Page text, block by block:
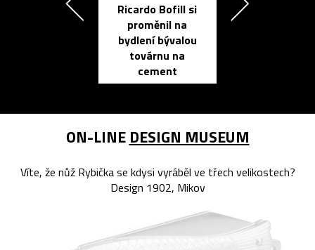
Ricardo Bofill si
proměnil na
bydlení bývalou
továrnu na
cement
ON-LINE DESIGN MUSEUM
Víte, že nůž Rybička se kdysi vyráběl ve třech velikostech?
Design 1902, Mikov